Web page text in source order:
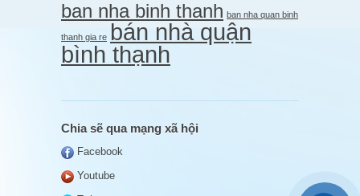
ban nha binh thanh ban nha quan binh
thanh gia re bán nhà quận
bình thạnh
Chia sẽ qua mạng xã hội
Facebook
Youtube